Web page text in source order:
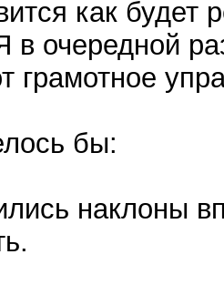
как будет
в очередной
грамотное
бы:
наклоны